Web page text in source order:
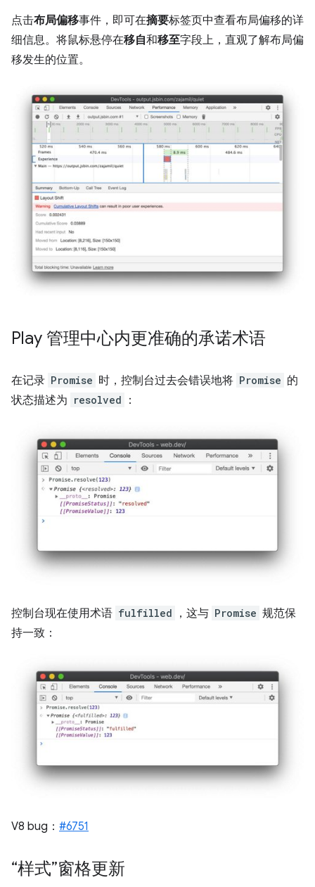
点击布局偏移事件，即可在摘要标签页中查看布局偏移的详
细信息。将鼠标悬停在移自和移至字段上，直观了解布局偏
移发生的位置。
Play 管理中心内更准确的承诺术语
在记录 Promise 时，控制台过去会错误地将 Promise 的
状态描述为 resolved ：
控制台现在使用术语 fulfilled ，这与 Promise 规范保
持一致 ：
V8 bug： #6751
“样式”窗格更新